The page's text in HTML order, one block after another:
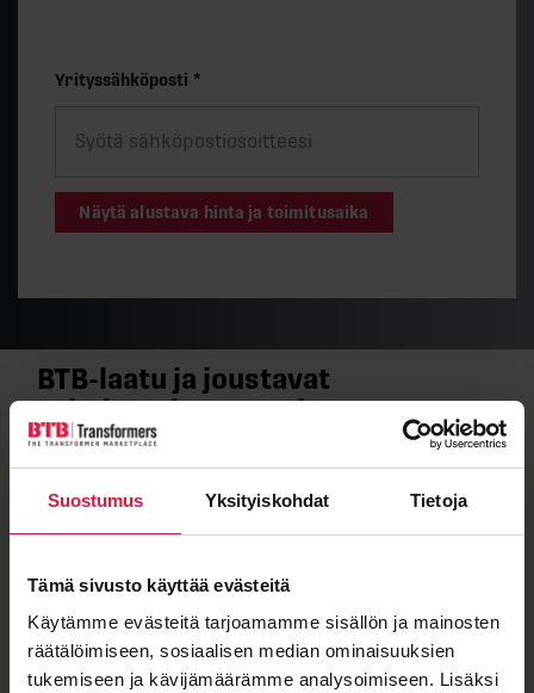
Suostumus Yksityiskohdat Tietoja
Tämä sivusto käyttää evästeitä
Käytämme evästeitä tarjoamamme sisällön ja mainosten
räätälöimiseen, sosiaalisen median ominaisuuksien
tukemiseen ja kävijämäärämme analysoimiseen. Lisäksi
Yrityssähköposti *
Näytä alustava hinta ja toimitusaika
BTB-​laatu ja joustavat
valmistuskumppanit
Kun näet muuntajassa BTB-​merkkilaatan, tiedät sen
Jakelumuuntajamme valmistaa SEM Transformatör,
jonka sertifioitu laatu takaa kestävyyden vaativissa